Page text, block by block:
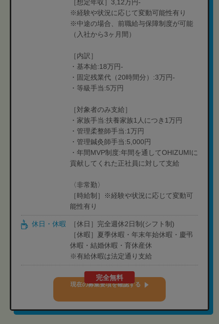
［想定年収］3,12万円-
※経験や状況に応じて変動可能性有り
※中途の場合、前職給与保障制度が可能
（入社から3ヶ月間）
［内訳］
・基本給:18万円-
・固定残業代（20時間分）:3万円‐
・等級手当:5万円
［対象者のみ支給］
・家族手当:扶養家族1人につき1万円
・管理柔整師手当:1万円
・管理鍼灸師手当:5,000円
・年間MVP制度:年間を通してOHIZUMIに
貢献してくれた正社員に対して支給
〈非常勤〉
［時給制］※経験や状況に応じて変動可
能性有り
休日・休暇
［休日］完全週休2日制(シフト制)
［休暇］夏季休暇・年末年始休暇・慶弔
休暇・結婚休暇・育休産休
※有給休暇は法定通り支給
完全無料
現在の募集要項を確認する